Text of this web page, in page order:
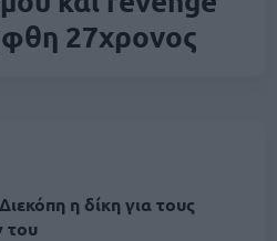
27χρονος
η δίκη για τους
του